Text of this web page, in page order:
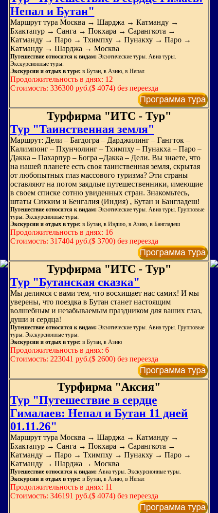
Непал и Бутан"
Маршрут тура Москва → Шарджа → Катманду →
Бхактапур → Санга → Покхара → Сарангкота →
Катманду → Паро → Тхимпху → Пунакху → Паро →
Катманду → Шарджа → Москва
Путешествие относится к видам: Экзотические туры. Авиа туры.
Экскурсионные туры.
Экскурсии и отдых в туре: в Бутан, в Азию, в Непал
Продолжительность в днях: 12
Стоимость: 336300 руб.($ 4074) без переезда
Программа тура
Турфирма "ИТС - Тур"
Тур "Таинственная земля"
Маршрут: Дели – Багдогра – Дарджилинг – Гангток –
Калимпонг – Пхунчолинг – Тхимпху – Пунакха – Паро –
Дакка – Пахарпур – Богра –Дакка – Дели. Вы знаете, что
на нашей планете есть своя таинственная земля, скрытая
от любопытных глаз массового туризма? Эти страны
оставляют на потом заядлые путешественники, имеющие
в своем списке сотню увиденных стран. Знакомьтесь,
штаты Сикким и Бенгалия (Индия) , Бутан и Бангладеш!
Путешествие относится к видам: Экзотические туры. Авиа туры. Групповые
туры. Экскурсионные туры.
Экскурсии и отдых в туре: в Бутан, в Индию, в Азию, в Бангладеш
Продолжительность в днях: 16
Стоимость: 317404 руб.($ 3700) без переезда
Программа тура
Турфирма "ИТС - Тур"
Тур "Бутанская сказка"
Мы делимся с вами тем, что восхищает нас самих! И мы
уверены, что поездка в Бутан станет настоящим
волшебным и незабываемым праздником для ваших глаз,
души и сердца!
Путешествие относится к видам: Экзотические туры. Авиа туры. Групповые
туры. Экскурсионные туры.
Экскурсии и отдых в туре: в Бутан, в Азию
Продолжительность в днях: 6
Стоимость: 223041 руб.($ 2600) без переезда
Программа тура
Турфирма "Аксия"
Тур "Путешествие в сердце
Гималаев: Непал и Бутан 11 дней
01.11.26"
Маршрут тура Москва → Шарджа → Катманду →
Бхактапур → Санга → Покхара → Сарангкота →
Катманду → Паро → Тхимпху → Пунакху → Паро →
Катманду → Шарджа → Москва
Путешествие относится к видам: Авиа туры. Экскурсионные туры.
Экскурсии и отдых в туре: в Бутан, в Азию, в Непал
Продолжительность в днях: 11
Стоимость: 346191 руб.($ 4074) без переезда
Программа тура